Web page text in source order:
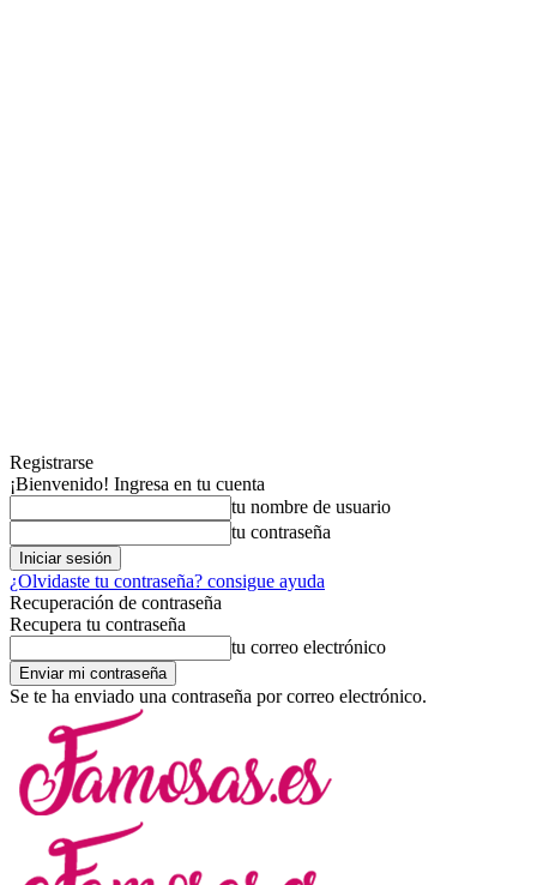
Registrarse
¡Bienvenido! Ingresa en tu cuenta
tu nombre de usuario
tu contraseña
¿Olvidaste tu contraseña? consigue ayuda
Recuperación de contraseña
Recupera tu contraseña
tu correo electrónico
Se te ha enviado una contraseña por correo electrónico.